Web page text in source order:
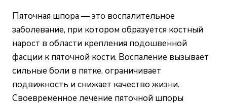
Пяточная шпора — это воспалительное
заболевание, при котором образуется костный
нарост в области крепления подошвенной
фасции к пяточной кости. Воспаление вызывает
сильные боли в пятке, ограничивает
подвижность и снижает качество жизни.
Своевременное лечение пяточной шпоры